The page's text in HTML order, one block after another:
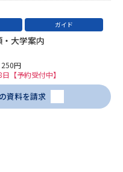
ガイド
大学案内
円
【予約受付中】
資料を請求